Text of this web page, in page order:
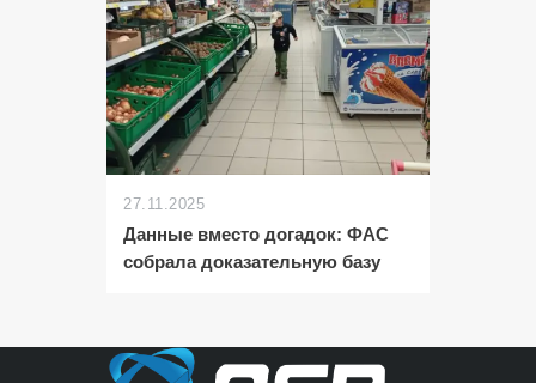
27.11.2025
Данные вместо догадок: ФАС
собрала доказательную базу